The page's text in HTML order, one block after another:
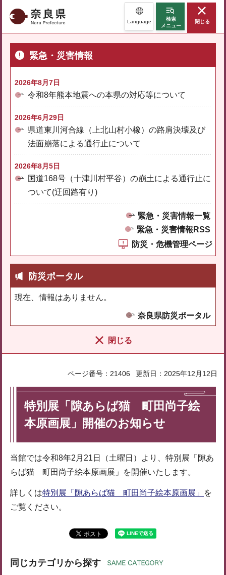
奈良県 Language
検索
メニュー
閉じる
緊急・災害情報
2026年8月7日
令和8年熊本地震への本県の対応等について
2026年6月29日
県道東川河合線（上北山村小橡）の路肩決壊及び
法面崩落による通行止について
2026年8月5日
国道168号（十津川村平谷）の崩土による通行止に
ついて(迂回路有り)
緊急・災害情報一覧
緊急・災害情報RSS
防災・危機管理ページ
防災ポータル
現在、情報はありません。
奈良県防災ポータル
閉じる
ページ番号：21406 更新日：2025年12月12日
特別展「隙あらば猫 町田尚子絵
本原画展」開催のお知らせ
当館では令和8年2月21日（土曜日）より、特別展「隙あ
らば猫 町田尚子絵本原画展」を開催いたします。
詳しくは特別展「隙あらば猫 町田尚子絵本原画展」
を
ご覧ください。
同じカテゴリから探す